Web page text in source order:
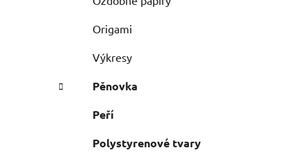
Origami
Výkresy
Pěnovka
Peří
Polystyrenové tvary